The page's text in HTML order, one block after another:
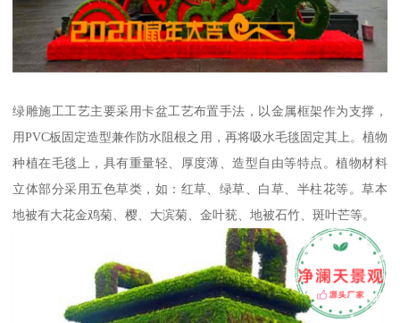
绿雕施工工艺主要采用卡盆工艺布置手法，以金属框架作为支撑，
用PVC板固定造型兼作防水阻根之用，再将吸水毛毯固定其上。植物
种植在毛毯上，具有重量轻、厚度薄、造型自由等特点。植物材料
立体部分采用五色草类，如：红草、绿草、白草、半柱花等。草本
地被有大花金鸡菊、樱、大滨菊、金叶莸、地被石竹、斑叶芒等。